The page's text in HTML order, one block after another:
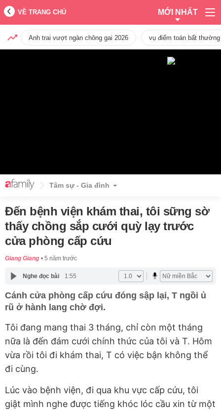
VỀ TRANG CHỦ MỚI NHẤT
Anh trai vượt ngàn chông gai 2026 vụ điểm toán bất
Tâm sự - Gia đình
Đến bệnh viện khám thai, tôi sững sờ
thấy chồng sắp cưới quỳ lạy trước
cửa phòng cấp cứu
Giang Giang 5 năm trước
Nghe đọc bài 1:55
Cánh cửa phòng cấp cứu đóng sập lại, T ngồi ủ
rũ ở hành lang chờ đợi.
Tôi đang mang thai 3 tháng, chỉ còn một tháng
nữa là đến đám cưới chính thức của tôi và T. Hôm
vừa rồi tôi đi khám thai, T có việc bận không thể
đi cùng.
Lúc vào bệnh viện, đi qua khu vực cấp cứu, tôi
giật mình nghe được tiếng khóc lóc cầu xin từ một